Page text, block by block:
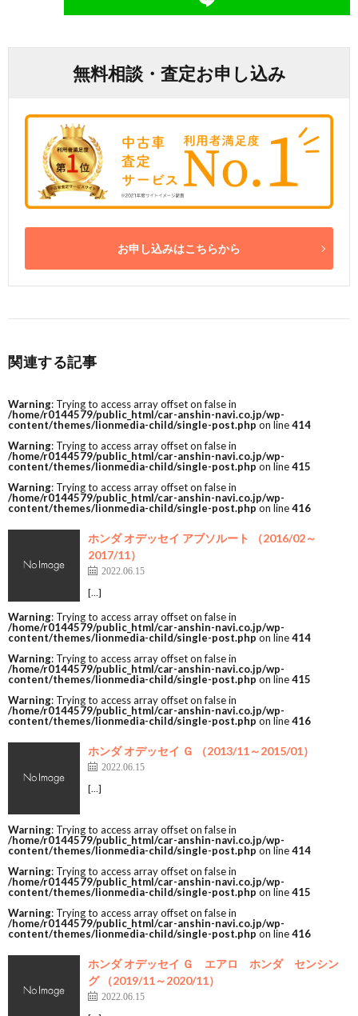
無料相談・査定お申し込み
お申し込みはこちらから
関連する記事
Warning: Trying to access array offset on false in
/home/r0144579/public_html/car-anshin-navi.co.jp/wp-
content/themes/lionmedia-child/single-post.php on line414
Warning: Trying to access array offset on false in
/home/r0144579/public_html/car-anshin-navi.co.jp/wp-
content/themes/lionmedia-child/single-post.php on line415
Warning: Trying to access array offset on false in
/home/r0144579/public_html/car-anshin-navi.co.jp/wp-
content/themes/lionmedia-child/single-post.php on line416
ホンダ オデッセイ アブソルート （2016/02～
2017/11）
2022.06.15
[…]
Warning: Trying to access array offset on false in
/home/r0144579/public_html/car-anshin-navi.co.jp/wp-
content/themes/lionmedia-child/single-post.php on line414
Warning: Trying to access array offset on false in
/home/r0144579/public_html/car-anshin-navi.co.jp/wp-
content/themes/lionmedia-child/single-post.php on line415
Warning: Trying to access array offset on false in
/home/r0144579/public_html/car-anshin-navi.co.jp/wp-
content/themes/lionmedia-child/single-post.php on line416
ホンダ オデッセイ Ｇ （2013/11～2015/01）
2022.06.15
[…]
Warning: Trying to access array offset on false in
/home/r0144579/public_html/car-anshin-navi.co.jp/wp-
content/themes/lionmedia-child/single-post.php on line414
Warning: Trying to access array offset on false in
/home/r0144579/public_html/car-anshin-navi.co.jp/wp-
content/themes/lionmedia-child/single-post.php on line415
Warning: Trying to access array offset on false in
/home/r0144579/public_html/car-anshin-navi.co.jp/wp-
content/themes/lionmedia-child/single-post.php on line416
ホンダ オデッセイ Ｇ エアロ ホンダ センシン
グ （2019/11～2020/11）
2022.06.15